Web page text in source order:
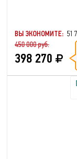
ВЫ ЭКОНОМИТЕ: 51
450 000 руб.
398 270